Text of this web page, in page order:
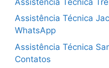
Assistência Técnica
WhatsApp
Assistência Técnica
Contatos